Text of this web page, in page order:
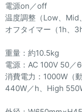
電源on／off
温度調整（Low、Mid
オフタイマー（1h、
重量：約10.5kg
電源：AC 100V 50／
消費電力：1000W（
440W／h、High